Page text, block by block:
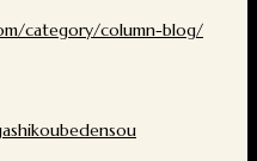
category/column-blog/